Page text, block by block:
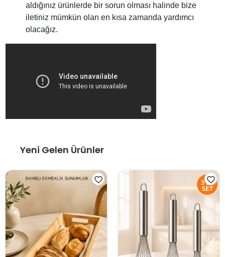
aldığınız ürünlerde bir sorun olması halinde bize
iletiniz mümkün olan en kısa zamanda yardımcı
olacağız.
Yeni Gelen Ürünler